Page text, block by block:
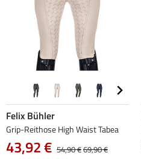
Felix Bühler
Grip-Reithose High Waist Tabea
43,92 € 54,90 €69,90 €